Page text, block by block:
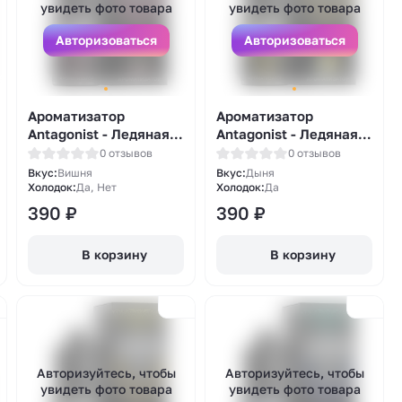
увидеть фото товара
Авторизоваться
Ароматизатор
Antagonist - Ледяная
вишня 13мл0 отзывов
Вкус:Вишня
Холодок:Да, Нет
390₽
В корзину
увидеть фото товара
Авторизоваться
Ароматизатор
Antagonist - Ледяная
дыня 13мл0 отзывов
Вкус:Дыня
Холодок:Да
390₽
В корзину
Авторизуйтесь, чтобы
увидеть фото товара
Авторизуйтесь, чтобы
увидеть фото товара